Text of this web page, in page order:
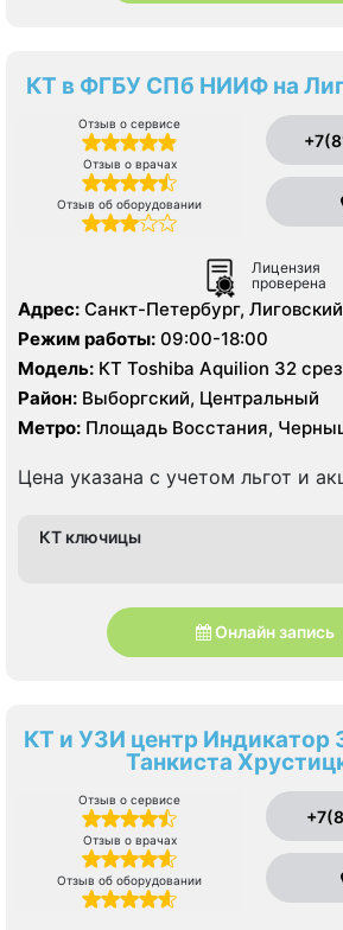
КТ в ФГБУ СПб НИИФ на
Отзыв о сервисе
Отзыв о врачах
Отзыв об оборудовании
Лицензия
проверена
Адрес: Санкт-Петербург,
Режим работы: 09:00-18:00
Модель: КТ Toshiba Aquilion 32
Район: Выборгский, Центральный
Метро: Площадь Восстания,
Цена указана с учетом льгот и
КТ ключицы
Онлайн запись
КТ и УЗИ центр Индикатор
Танкиста
Отзыв о сервисе
Отзыв о врачах
Отзыв об оборудовании